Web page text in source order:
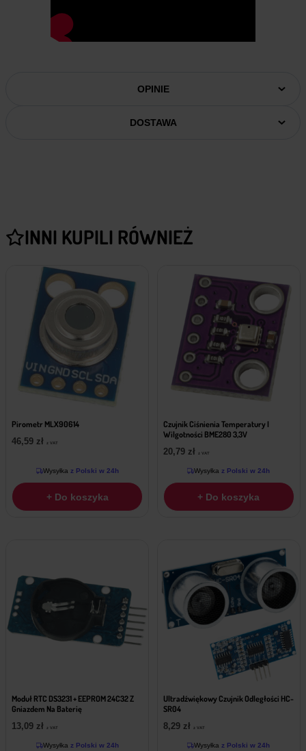
OPINIE
DOSTAWA
INNI KUPILI RÓWNIEŻ
Pirometr MLX90614
46,59 zł z VAT
Wysyłka z Polski w 24h
+ Do koszyka
Czujnik Ciśnienia Temperatury I
Wilgotności BME280 3,3V
20,79 zł z VAT
Wysyłka z Polski w 24h
+ Do koszyka
Moduł RTC DS3231 + EEPROM 24C32 Z
Gniazdem Na Baterię
13,09 zł z VAT
Wysyłka z Polski w 24h
Ultradźwiękowy Czujnik Odległości HC-
SR04
8,29 zł z VAT
Wysyłka z Polski w 24h